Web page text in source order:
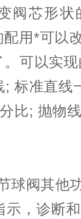
阀芯形状
用*可以
可以实
标准直线
比; 抛物
阀其他
示，诊断